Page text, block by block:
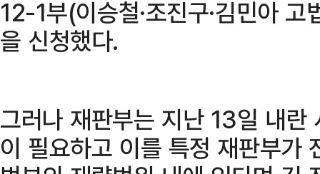
12-1부(이승철·조진구·김민아
을 신청했다.
그러나 재판부는 지난 13일 내란
이 필요하고 이를 특정 재판부가